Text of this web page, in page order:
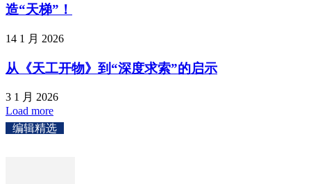
造“天梯”！
14 1 月 2026
从《天工开物》到“深度求索”的启示
3 1 月 2026
Load more
编辑精选